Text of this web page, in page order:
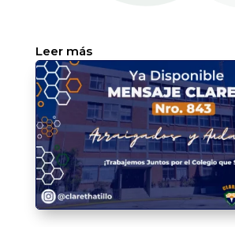
Leer más:
Mensaje
Claret
Nro.
843